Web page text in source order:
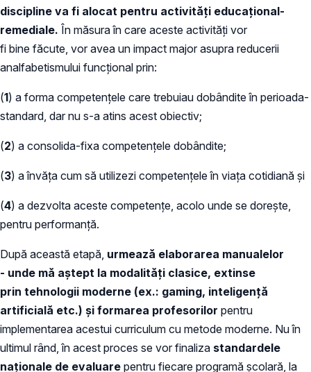
discipline va fi alocat pentru activități educațional-
remediale. În măsura în care aceste activități vor
fi bine făcute, vor avea un impact major asupra reducerii
analfabetismului funcțional prin:
(1) a forma competențele care trebuiau dobândite în perioada-
standard, dar nu s-a atins acest obiectiv;
(2) a consolida-fixa competențele dobândite;
(3) a învăța cum să utilizezi competențele în viața cotidiană și
(4) a dezvolta aceste competențe, acolo unde se dorește,
pentru performanță.
După această etapă, urmează elaborarea manualelor
- unde mă aștept la modalități clasice, extinse
prin tehnologii moderne (ex.: gaming, inteligență
artificială etc.) și formarea profesorilor pentru
implementarea acestui curriculum cu metode moderne. Nu în
ultimul rând, în acest proces se vor finaliza standardele
naționale de evaluare pentru fiecare programă școlară, la